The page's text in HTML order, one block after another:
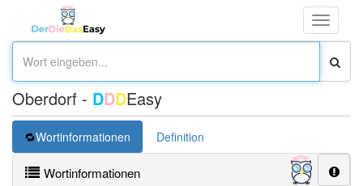
Toggle
Oberdorf - DDDEasy
Wortinformationen Definition
Wortinformationen